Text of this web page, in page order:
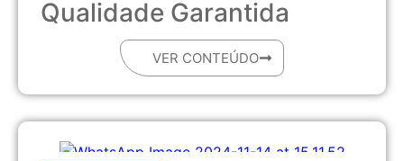
Qualidade Garantida
VER CONTEÚDO